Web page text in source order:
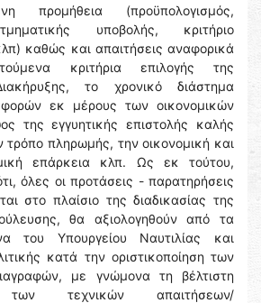
προμήθεια (προϋπολογισμός,
υποβολής, κριτήριο
καθώς και απαιτήσεις αναφορικά
κριτήρια επιλογής της
το χρονικό διάστημα
εκ μέρους των οικονομικών
της εγγυητικής επιστολής καλής
τρόπο πληρωμής, την οικονομική και
επάρκεια κλπ. Ως εκ τούτου,
όλες οι προτάσεις - παρατηρήσεις
στο πλαίσιο της διαδικασίας της
θα αξιολογηθούν από τα
του Υπουργείου Ναυτιλίας και
κατά την οριστικοποίηση των
με γνώμονα τη βέλτιστη
των τεχνικών απαιτήσεων/